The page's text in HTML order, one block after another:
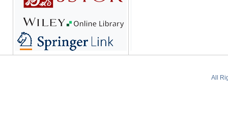
All